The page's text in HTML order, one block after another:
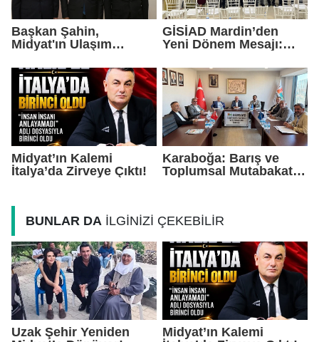
Başkan Şahin,
Midyat'ın Ulaşım
Taşıdı
GİSİAD Mardin’den
Yeni Dönem Mesajı:
Daha Çok Üretim
Midyat’ın Kalemi
İtalya’da Zirveye Çıktı!
Karaboğa: Barış ve
Toplumsal Mutabakat
BUNLAR DA İLGİNİZİ ÇEKEBİLİR
Uzak Şehir Yeniden
Midyat’ın Kalemi